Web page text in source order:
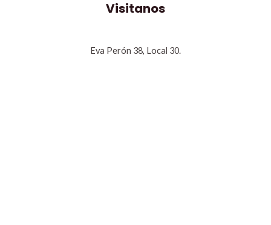
Visitanos
Eva Perón 38, Local 30.